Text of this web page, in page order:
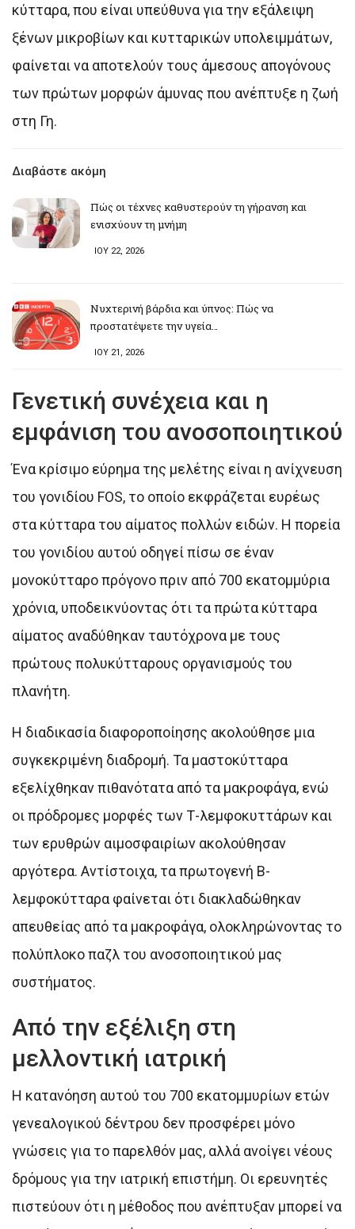
κύτταρα, που είναι υπεύθυνα για την εξάλειψη
ξένων μικροβίων και κυτταρικών υπολειμμάτων,
φαίνεται να αποτελούν τους άμεσους απογόνους
των πρώτων μορφών άμυνας που ανέπτυξε η ζωή
στη Γη.
Διαβάστε ακόμη
Πώς οι τέχνες καθυστερούν τη γήρανση και
ενισχύουν τη μνήμη
ΙΟΥ 22, 2026
Νυχτερινή βάρδια και ύπνος: Πώς να
προστατέψετε την υγεία…
ΙΟΥ 21, 2026
Γενετική συνέχεια και η
εμφάνιση του ανοσοποιητικού
Ένα κρίσιμο εύρημα της μελέτης είναι η ανίχνευση
του γονιδίου FOS, το οποίο εκφράζεται ευρέως
στα κύτταρα του αίματος πολλών ειδών. Η πορεία
του γονιδίου αυτού οδηγεί πίσω σε έναν
μονοκύτταρο πρόγονο πριν από 700 εκατομμύρια
χρόνια, υποδεικνύοντας ότι τα πρώτα κύτταρα
αίματος αναδύθηκαν ταυτόχρονα με τους
πρώτους πολυκύτταρους οργανισμούς του
πλανήτη.
Η διαδικασία διαφοροποίησης ακολούθησε μια
συγκεκριμένη διαδρομή. Τα μαστοκύτταρα
εξελίχθηκαν πιθανότατα από τα μακροφάγα, ενώ
οι πρόδρομες μορφές των Τ-λεμφοκυττάρων και
των ερυθρών αιμοσφαιρίων ακολούθησαν
αργότερα. Αντίστοιχα, τα πρωτογενή Β-
λεμφοκύτταρα φαίνεται ότι διακλαδώθηκαν
απευθείας από τα μακροφάγα, ολοκληρώνοντας το
πολύπλοκο παζλ του ανοσοποιητικού μας
συστήματος.
Από την εξέλιξη στη
μελλοντική ιατρική
Η κατανόηση αυτού του 700 εκατομμυρίων ετών
γενεαλογικού δέντρου δεν προσφέρει μόνο
γνώσεις για το παρελθόν μας, αλλά ανοίγει νέους
δρόμους για την ιατρική επιστήμη. Οι ερευνητές
πιστεύουν ότι η μέθοδος που ανέπτυξαν μπορεί να